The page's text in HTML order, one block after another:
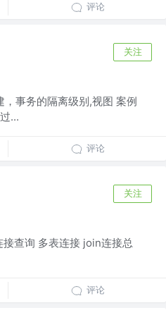
评论
关注
事务的隔离级别,视图 案例
...
评论
关注
查询 多表连接 join连接总
评论